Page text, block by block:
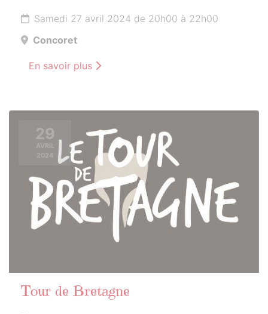
Samedi 27 avril 2024 de 20h00 à 22h00
Concoret
En savoir plus
29
AVRIL
2024
Tour de Bretagne